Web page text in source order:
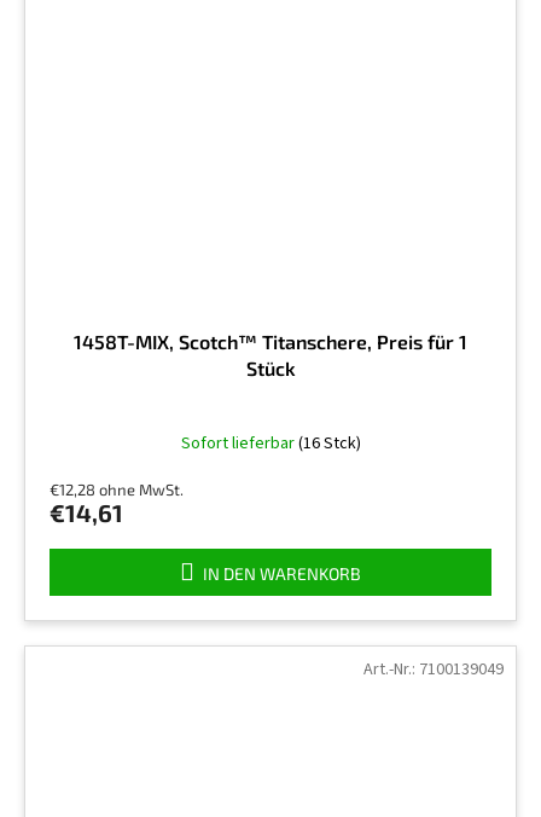
1458T-MIX, Scotch™ Titanschere, Preis für 1
Stück
Die
durchschnittliche
von
5
Sternen.
Sofort lieferbar(16 Stck)
€12,28 ohne MwSt.
€14,61
IN DEN WARENKORB
Art.-Nr.: 7100139049